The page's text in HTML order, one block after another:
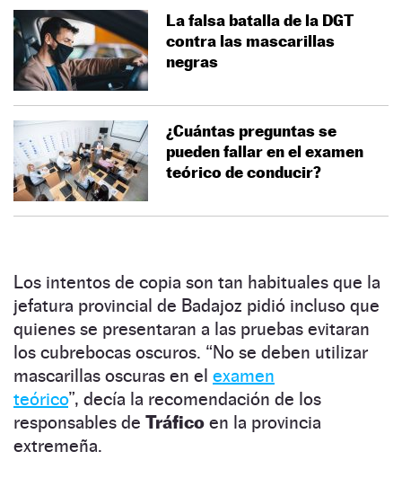
La falsa batalla de la DGT
contra las mascarillas
negras
¿Cuántas preguntas se
pueden fallar en el examen
teórico de conducir?
Los intentos de copia son tan habituales que la
jefatura provincial de Badajoz pidió incluso que
quienes se presentaran a las pruebas evitaran
los cubrebocas oscuros. “No se deben utilizar
mascarillas oscuras en el examen
teórico”, decía la recomendación de los
responsables de Tráfico en la provincia
extremeña.